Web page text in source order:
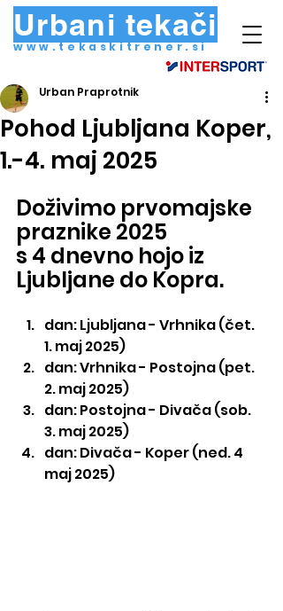
Urbani tekači
www.tekaskitrener.si
Pohod Ljubljana Koper,
1.-4. maj 2025
Urban Praprotnik
Doživimo prvomajske
praznike 2025
s 4 dnevno hojo iz
Ljubljane do Kopra.
dan: Ljubljana - Vrhnika (čet.
1. maj 2025)
dan: Vrhnika - Postojna (pet.
2. maj 2025)
dan: Postojna - Divača (sob.
3. maj 2025)
dan: Divača - Koper (ned. 4
maj 2025)